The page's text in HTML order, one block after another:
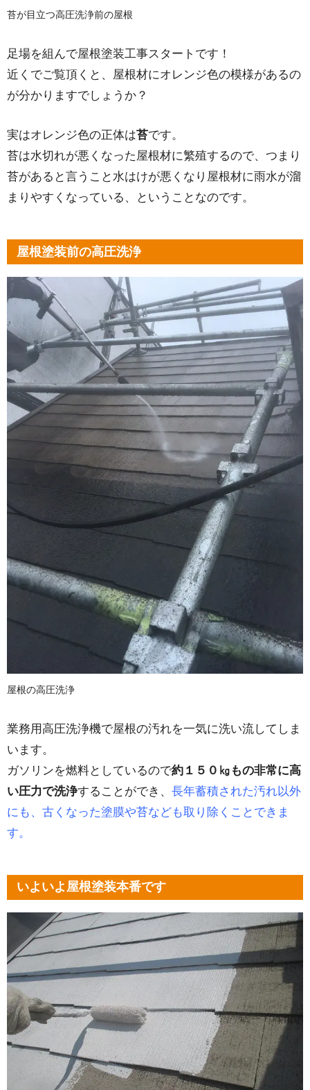
苔が目立つ高圧洗浄前の屋根
足場を組んで屋根塗装工事スタートです！
近くでご覧頂くと、屋根材にオレンジ色の模様があるの
が分かりますでしょうか？
実はオレンジ色の正体は苔です。
苔は水切れが悪くなった屋根材に繁殖するので、つまり
苔があると言うこと水はけが悪くなり屋根材に雨水が溜
まりやすくなっている、ということなのです。
屋根塗装前の高圧洗浄
屋根の高圧洗浄
業務用高圧洗浄機で屋根の汚れを一気に洗い流してしま
います。
ガソリンを燃料としているので約１５０㎏もの非常に高
い圧力で洗浄することができ、 長年蓄積された汚れ以外
にも、古くなった塗膜や苔なども取り除くことできま
す。
いよいよ屋根塗装本番です